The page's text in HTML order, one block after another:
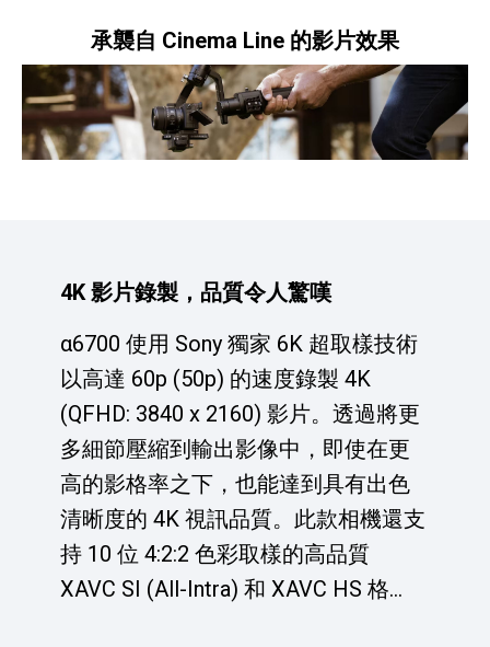
承襲自 Cinema Line 的影片效果
4K 影片錄製，品質令人驚嘆
α6700 使用 Sony 獨家 6K 超取樣技術
以高達 60p (50p) 的速度錄製 4K
(QFHD: 3840 x 2160) 影片。透過將更
多細節壓縮到輸出影像中，即使在更
高的影格率之下，也能達到具有出色
清晰度的 4K 視訊品質。此款相機還支
持 10 位 4:2:2 色彩取樣的高品質
XAVC SI (All-Intra) 和 XAVC HS 格